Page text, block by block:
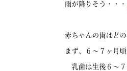
雨が降りそう・・・
赤ちゃんの歯はど
まず、６〜７ヶ月
乳歯は生後６〜７